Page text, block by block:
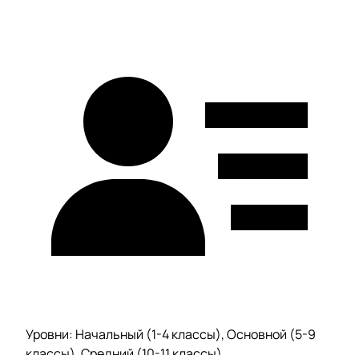
Уровни: Начальный (1-4 классы), Основной (5-9